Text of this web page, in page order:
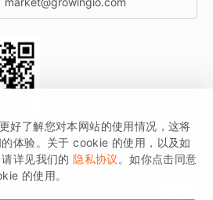
干货
分析与增长的品牌，核心平台为 GrowingIO
分析云。
好了解您对本网站的使用情况，这将
体验。关于 cookie 的使用，以及如
详见我们的 隐私协议 。如你点击同意
的使用。